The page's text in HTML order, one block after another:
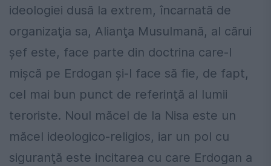
ideologiei dusă la extrem, încarnată de
organizaţia sa, Alianţa Musulmană, al cărui
şef este, face parte din doctrina care-l
mişcă pe Erdogan şi-l face să fie, de fapt,
cel mai bun punct de referinţă al lumii
teroriste. Noul măcel de la Nisa este un
măcel ideologico-religios, iar un pol cu
siguranţă este incitarea cu care Erdogan a